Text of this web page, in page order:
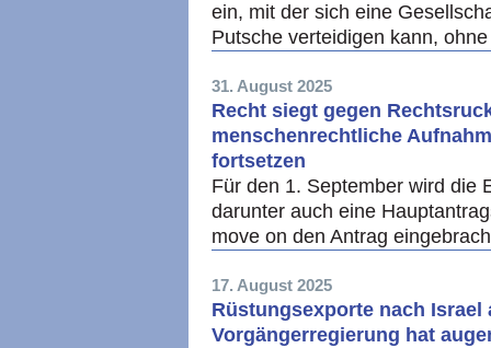
ein, mit der sich eine
Putsche verteidigen kann,
31. August 2025
Recht siegt gegen
menschenrechtliche
fortsetzen
Für den 1. September wird die
darunter auch eine
move on den Antrag
17. August 2025
Rüstungsexporte nach Israel
Vorgängerregierung hat